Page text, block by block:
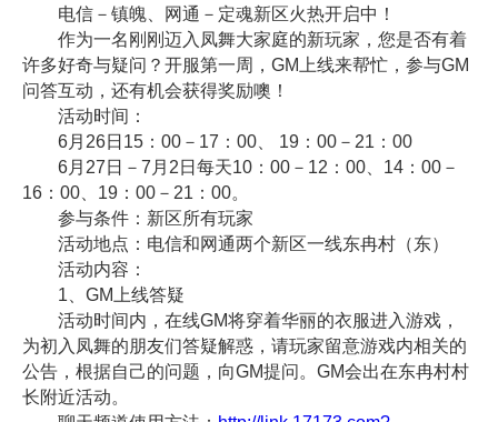
电信－镇魄、网通－定魂新区火热开启中！
作为一名刚刚迈入凤舞大家庭的新玩家，您是否有着
许多好奇与疑问？开服第一周，GM上线来帮忙，参与GM
问答互动，还有机会获得奖励噢！
活动时间：
6月26日15：00－17：00、 19：00－21：00
6月27日－7月2日每天10：00－12：00、14：00－
16：00、19：00－21：00。
参与条件：新区所有玩家
活动地点：电信和网通两个新区一线东冉村（东）
活动内容：
1、GM上线答疑
活动时间内，在线GM将穿着华丽的衣服进入游戏，
为初入凤舞的朋友们答疑解惑，请玩家留意游戏内相关的
公告，根据自己的问题，向GM提问。GM会出在东冉村村
长附近活动。